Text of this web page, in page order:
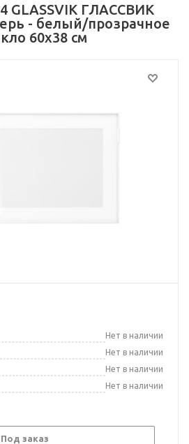
GLASSVIK ГЛАССВИК
- белый/прозрачное
60x38 см
Нет в наличии
Нет в наличии
Нет в наличии
Нет в наличии
Под заказ